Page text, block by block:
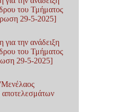
του Τμήματος
29-5-2025]
για την ανάδειξη
του Τμήματος
29-5-2025]